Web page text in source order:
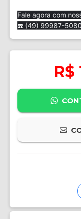
Fale agora com
☎️ (49) 99987-5080
R$